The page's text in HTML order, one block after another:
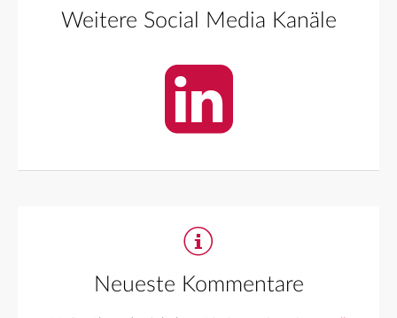
Weitere Social Media Kanäle
Neueste Kommentare